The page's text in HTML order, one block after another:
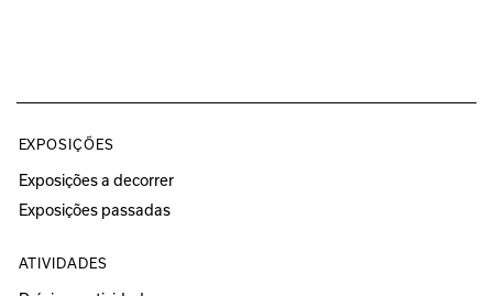
EXPOSIÇÕES
Exposições a decorrer
Exposições passadas
ATIVIDADES